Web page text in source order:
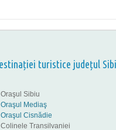
turistice județul
Oraşul Sibiu
Oraşul Mediaş
Oraşul Cisnădie
Colinele Transilvaniei